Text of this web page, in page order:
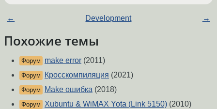
← Development →
Похожие темы
Форум make error (2011)
Форум Кросскомпиляция (2021)
Форум Make ошибка (2018)
Форум Xubuntu & WiMAX Yota (Link 5150) (2010)